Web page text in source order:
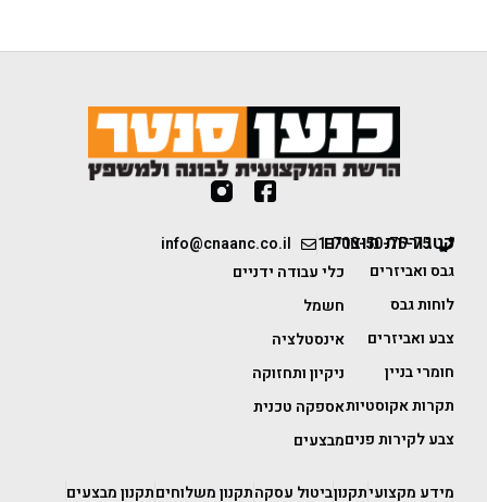
1-700-50-75-75
info@cnaanc.co.il קטגוריות מוצרים
גבס ואביזרים
לוחות גבס
צבע ואביזרים
חומרי בניין
תקרות אקוסטיות
צבע לקירות פנים
כלי עבודה ידניים
חשמל
אינסטלציה
ניקיון ותחזוקה
אספקה טכנית
מבצעים
מידע מקצועיתקנוןביטול עסקהתקנון משלוחיםתקנון מבצעים